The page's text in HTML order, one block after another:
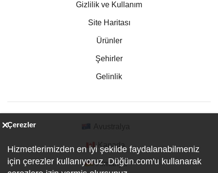
Gizlilik ve Kullanım
Site Haritası
Ürünler
Şehirler
Gelinlik
Kanada
Almanya
Çerezler
Hizmetlerimizden en iyi şekilde faydalanabilmeniz
için çerezler kullanıyoruz. Düğün.com'u kullanarak